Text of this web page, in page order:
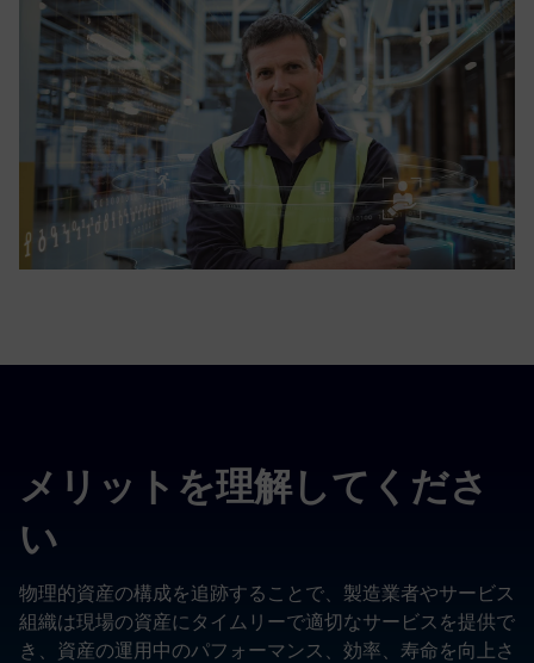
メリットを理解してくださ
い
物理的資産の構成を追跡することで、製造業者やサービス
組織は現場の資産にタイムリーで適切なサービスを提供で
き、資産の運用中のパフォーマンス、効率、寿命を向上さ